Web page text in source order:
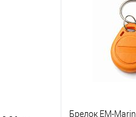
Брелок EM-